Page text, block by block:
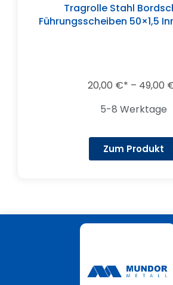
Tragrolle Stahl
Führungsscheiben 50×1,5
20,00 € – 49,00
5-8 Werktage
Zum Produkt